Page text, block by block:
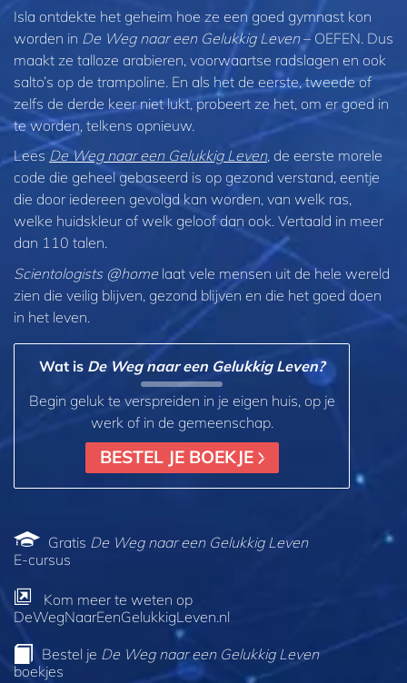
Isla ontdekte het geheim hoe ze een goed gymnast kon
worden in De Weg naar een Gelukkig Leven– OEFEN. Dus
maakt ze talloze arabieren, voorwaartse radslagen en ook
salto’s op de trampoline. En als het de eerste, tweede of
zelfs de derde keer niet lukt, probeert ze het, om er goed in
te worden, telkens opnieuw.
Lees De Weg naar een Gelukkig Leven, de eerste morele
code die geheel gebaseerd is op gezond verstand, eentje
die door iedereen gevolgd kan worden, van welk ras,
welke huidskleur of welk geloof dan ook. Vertaald in meer
dan 110 talen.
Scientologists @home laat vele mensen uit de hele wereld
zien die veilig blijven, gezond blijven en die het goed doen
in het leven.
Wat is De Weg naar een Gelukkig Leven?
Begin geluk te verspreiden in je eigen huis, op je
werk of in de gemeenschap.
BESTEL JE BOEKJE
Gratis De Weg naar een Gelukkig Leven
E‑cursus
Kom meer te weten op
DeWegNaarEenGelukkigLeven.nl
Bestel je De Weg naar een Gelukkig Leven
boekjes